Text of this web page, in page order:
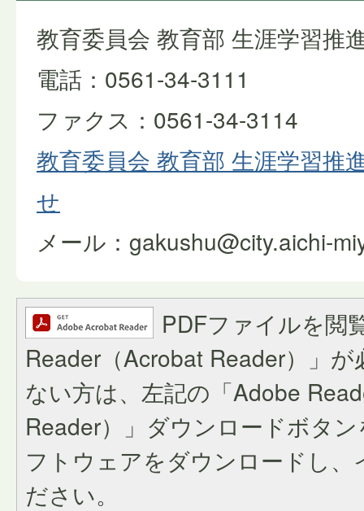
教育委員会 教育部 生涯学習推
電話：0561-34-3111
ファクス：0561-34-3114
教育委員会 教育部 生涯学習推
せ
メール：gakushu@city.aichi-
PDFファイルを閲
Reader（Acrobat Reader）」
ない方は、左記の「Adobe
Reader）」ダウンロードボタ
フトウェアをダウンロードし
ださい。